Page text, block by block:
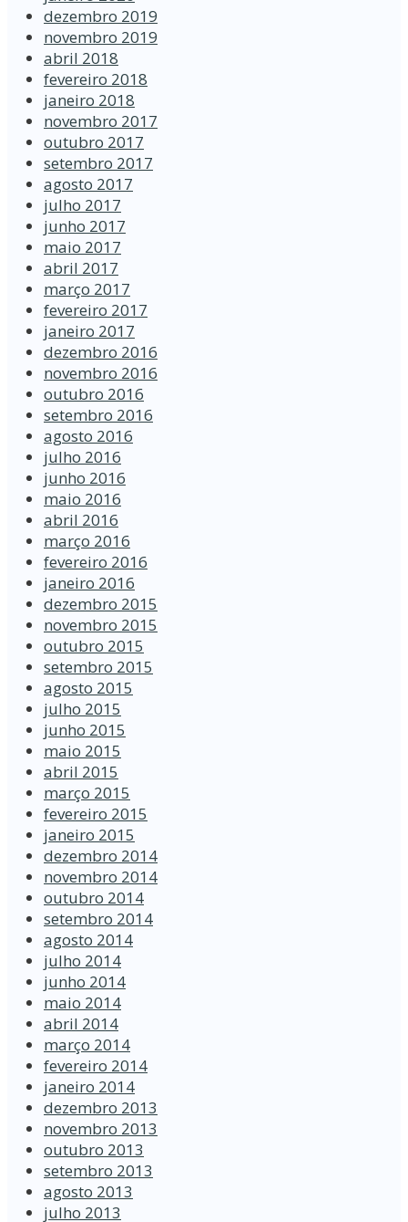
dezembro 2019
novembro 2019
abril 2018
fevereiro 2018
janeiro 2018
novembro 2017
outubro 2017
setembro 2017
agosto 2017
julho 2017
junho 2017
maio 2017
abril 2017
março 2017
fevereiro 2017
janeiro 2017
dezembro 2016
novembro 2016
outubro 2016
setembro 2016
agosto 2016
julho 2016
junho 2016
maio 2016
abril 2016
março 2016
fevereiro 2016
janeiro 2016
dezembro 2015
novembro 2015
outubro 2015
setembro 2015
agosto 2015
julho 2015
junho 2015
maio 2015
abril 2015
março 2015
fevereiro 2015
janeiro 2015
dezembro 2014
novembro 2014
outubro 2014
setembro 2014
agosto 2014
julho 2014
junho 2014
maio 2014
abril 2014
março 2014
fevereiro 2014
janeiro 2014
dezembro 2013
novembro 2013
outubro 2013
setembro 2013
agosto 2013
julho 2013